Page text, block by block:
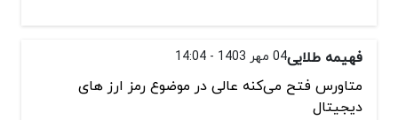
فهیمه طلایی04 مهر 1403 - 14:04
متاورس فتح می‌کنه عالی در موضوع رمز ارز های
دیجیتال